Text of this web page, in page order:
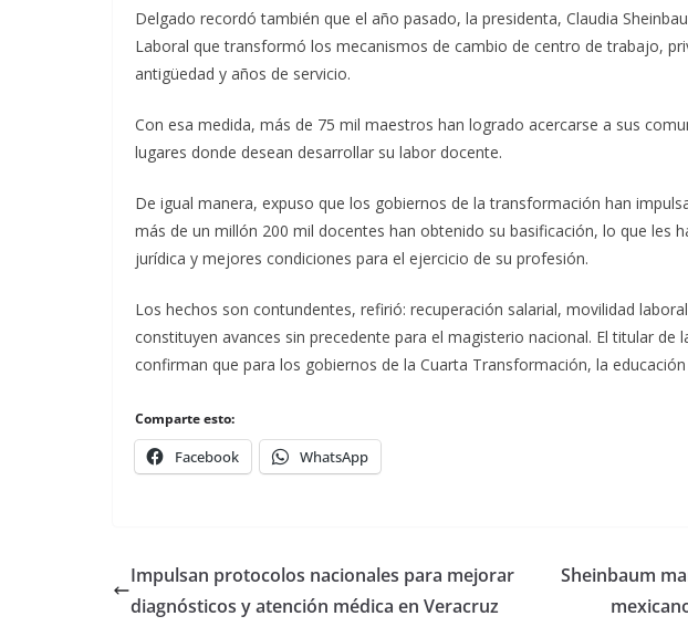
Delgado recordó también que el año pasado, la presidenta, Claudia
Laboral que transformó los mecanismos de cambio de centro de trabajo,
antigüedad y años de servicio.
Con esa medida, más de 75 mil maestros han logrado acercarse a sus
lugares donde desean desarrollar su labor docente.
De igual manera, expuso que los gobiernos de la transformación han
más de un millón 200 mil docentes han obtenido su basificación, lo que les
jurídica y mejores condiciones para el ejercicio de su profesión.
Los hechos son contundentes, refirió: recuperación salarial, movilidad
constituyen avances sin precedente para el magisterio nacional. El titular de
confirman que para los gobiernos de la Cuarta Transformación, la
Comparte esto:
Facebook WhatsApp
Impulsan protocolos nacionales para mejorar
diagnósticos y atención médica en Veracruz
Sheinbaum